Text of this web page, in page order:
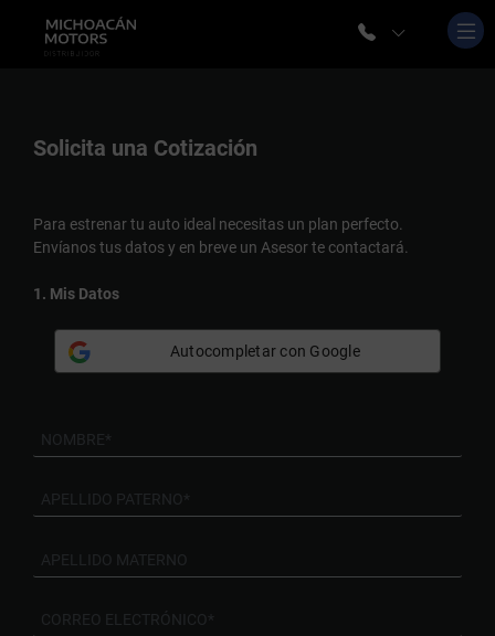
Solicita una Cotización
Para estrenar tu auto ideal necesitas un plan perfecto.
Envíanos tus datos y en breve un Asesor te contactará.
1. Mis Datos
Autocompletar con Google